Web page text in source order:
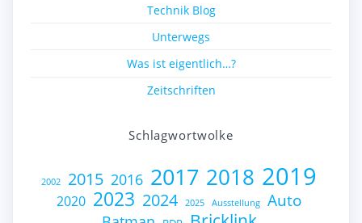
Technik Blog
Unterwegs
Was ist eigentlich…?
Zeitschriften
Schlagwortwolke
2002 2015 2016 2017 2018 2019
2020 2023 2024 2025 Ausstellung Auto